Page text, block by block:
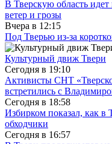
В Тверскую область
ветер и грозы
Вчера в 12:15
Под Тверью из-за
Культурный движ Твери
Сегодня в 19:10
Активисты СНТ
встретились с
Сегодня в 18:58
Избирком показал, как в
обходчики
Сегодня в 16:57